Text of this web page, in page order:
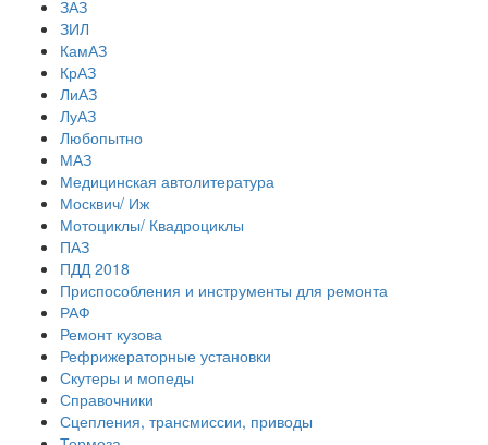
ЗАЗ
ЗИЛ
КамАЗ
КрАЗ
ЛиАЗ
ЛуАЗ
Любопытно
МАЗ
Медицинская автолитература
Москвич/ Иж
Мотоциклы/ Квадроциклы
ПАЗ
ПДД 2018
Приспособления и инструменты для ремонта
РАФ
Ремонт кузова
Рефрижераторные установки
Скутеры и мопеды
Справочники
Сцепления, трансмиссии, приводы